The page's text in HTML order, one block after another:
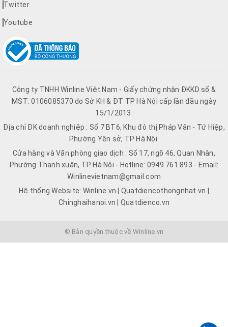
Twitter
Youtube
Công ty TNHH Winline Việt Nam - Giấy chứng nhận ĐKKD số &
MST: 0106085370 do Sở KH & ĐT TP Hà Nội cấp lần đầu ngày
15/1/2013.
Địa chỉ ĐK doanh nghiệp : Số 7 BT6, Khu đô thị Pháp Vân - Tứ Hiệp,
Phường Yên sở, TP Hà Nội.
Cửa hàng và Văn phòng giao dịch : Số 17, ngõ 46, Quan Nhân,
Phường Thanh xuân, TP Hà Nội - Hotline: 0949.761.893 - Email:
Winlinevietnam@gmail.com
Hệ thống Website: Winline.vn | Quatdiencothongnhat.vn |
Chinghaihanoi.vn | Quatdienco.vn
© Bản quyền thuộc về Winline.vn